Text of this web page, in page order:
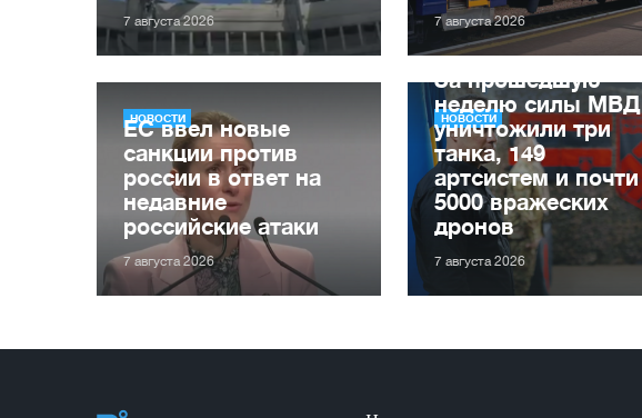
7 августа 2026 7 августа 2026
НОВОСТИ
ЕС ввел новые
санкции против
россии в ответ на
недавние
российские атаки
7 августа 2026
НОВОСТИ
За прошедшую
неделю силы МВД
уничтожили три
танка, 149
артсистем и почти
5000 вражеских
дронов
7 августа 2026